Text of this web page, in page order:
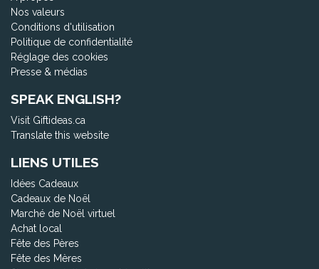
Nos valeurs
Conditions d'utilisation
Politique de confidentialité
Réglage des cookies
Presse & médias
SPEAK ENGLISH?
Visit Giftideas.ca
Translate this website
LIENS UTILES
Idées Cadeaux
Cadeaux de Noël
Marché de Noël virtuel
Achat local
Fête des Pères
Fête des Mères